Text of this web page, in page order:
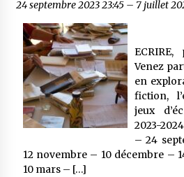
24 septembre 2023 23:45– 7 juillet
Venez
en
fiction,
jeux
2023-
– 24
12 novembre – 10 décembre –
10 mars – […]